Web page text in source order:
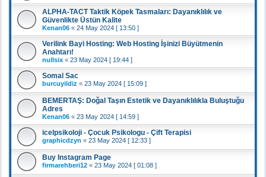
ALPHA-TACT Taktik Köpek Tasmaları: Dayanıklılık ve
Güvenlikte Üstün Kalite
Kenan06 « 24 May 2024 [ 13:50 ]
Verilink Bayi Hosting: Web Hosting İşinizi Büyütmenin
Anahtarı!
nullsix « 23 May 2024 [ 19:44 ]
Somal Sac
burcuyildiz « 23 May 2024 [ 15:09 ]
BEMERTAŞ: Doğal Taşın Estetik ve Dayanıklılıkla Buluştuğu
Adres
Kenan06 « 23 May 2024 [ 14:59 ]
icelpsikoloji - Çocuk Psikologu - Çift Terapisi
graphicdzyn « 23 May 2024 [ 12:33 ]
Buy Instagram Page
firmarehberi12 « 23 May 2024 [ 01:08 ]